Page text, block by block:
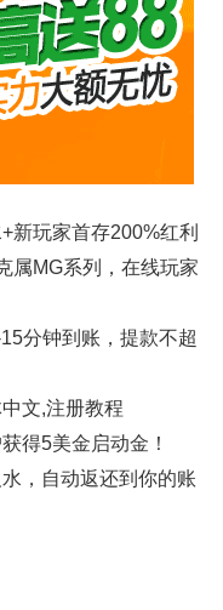
新玩家首存200%红利
属MG系列，在线玩家
分钟到账，提款不超
文,注册教程
得5美金启动金！
，自动返还到你的账